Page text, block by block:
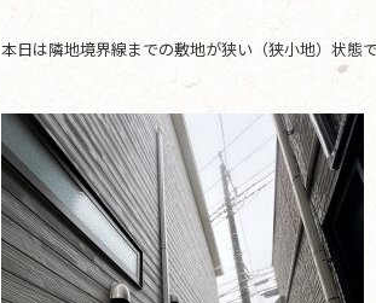
o
o
k
本日は隣地境界線までの敷地が狭い（狭小地）状態